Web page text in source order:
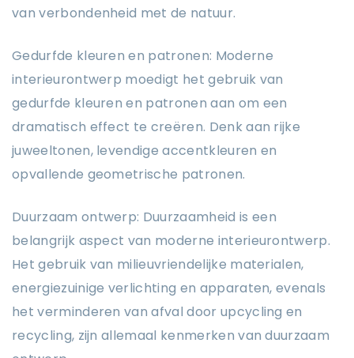
van verbondenheid met de natuur.
Gedurfde kleuren en patronen: Moderne
interieurontwerp moedigt het gebruik van
gedurfde kleuren en patronen aan om een ​​
dramatisch effect te creëren. Denk aan rijke
juweeltonen, levendige accentkleuren en
opvallende geometrische patronen.
Duurzaam ontwerp: Duurzaamheid is een
belangrijk aspect van moderne interieurontwerp.
Het gebruik van milieuvriendelijke materialen,
energiezuinige verlichting en apparaten, evenals
het verminderen van afval door upcycling en
recycling, zijn allemaal kenmerken van duurzaam